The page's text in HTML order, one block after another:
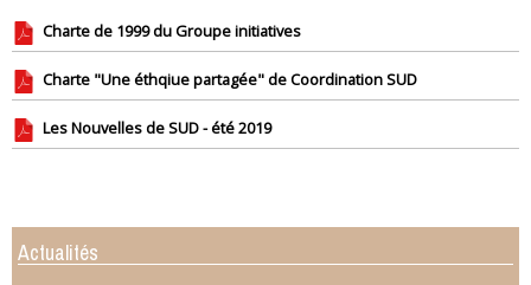
Charte de 1999 du Groupe initiatives
Charte "Une éthqiue partagée" de Coordination SUD
Les Nouvelles de SUD - été 2019
Actualités